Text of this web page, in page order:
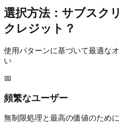
選択方法：サブスク
クレジット？
使用パターンに基づいて最適な
い
📅
頻繁なユーザー
無制限処理と最高の価値のため